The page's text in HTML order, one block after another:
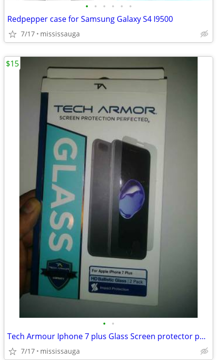
• • • • • •
Redpepper case for Samsung Galaxy S4 I9500
7/17 mississauga
• •
Tech Armour Iphone 7 plus Glass Screen protector pack of 2
7/17 mississauga
$15